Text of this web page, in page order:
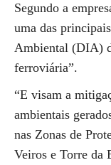
Segundo a
uma das
Ambiental (DIA)
ferroviária”.
“E visam a
ambientais
nas Zonas de
Veiros e Torre da